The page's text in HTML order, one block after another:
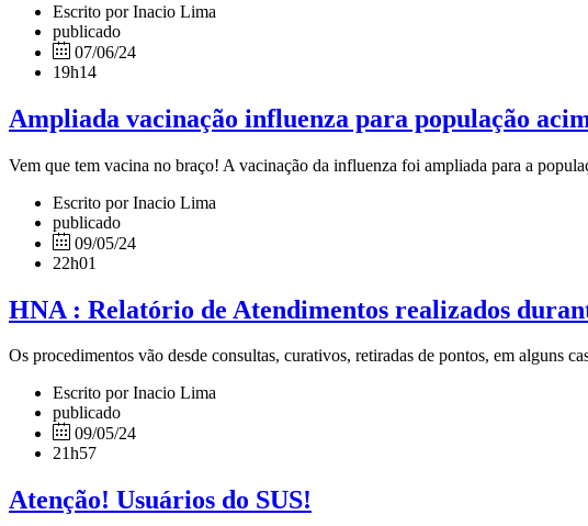
Escrito por Inacio Lima
publicado
07/06/24
19h14
Ampliada vacinação influenza para população
Vem que tem vacina no braço! A vacinação da influenza foi ampliada para a
Escrito por Inacio Lima
publicado
09/05/24
22h01
HNA : Relatório de Atendimentos realizados
Os procedimentos vão desde consultas, curativos, retiradas de pontos, em alguns
Escrito por Inacio Lima
publicado
09/05/24
21h57
Atenção! Usuários do SUS!